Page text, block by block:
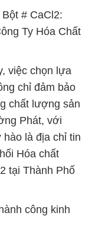
# CaCl2:
Ty Hóa Chất
việc chọn lựa
chỉ đảm bảo
chất lượng sản
Phát, với
là địa chỉ tin
Hóa chất
tại Thành Phố
công kinh